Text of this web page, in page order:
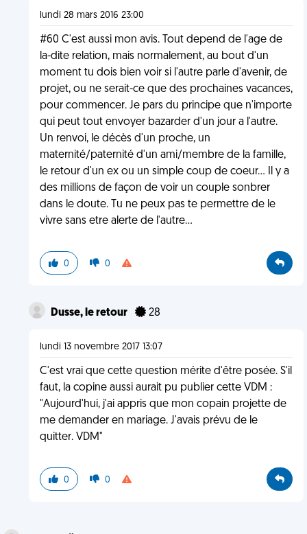
lundi 28 mars 2016 23:00
#60 C'est aussi mon avis. Tout depend de l'age de
la-dite relation, mais normalement, au bout d'un
moment tu dois bien voir si l'autre parle d'avenir, de
projet, ou ne serait-ce que des prochaines vacances,
pour commencer. Je pars du principe que n'importe
qui peut tout envoyer bazarder d'un jour a l'autre.
Un renvoi, le décès d'un proche, un
maternité/paternité d'un ami/membre de la famille,
le retour d'un ex ou un simple coup de coeur... Il y a
des millions de façon de voir un couple sonbrer
dans le doute. Tu ne peux pas te permettre de le
vivre sans etre alerte de l'autre...
0 0
Dusse, le retour 28
lundi 13 novembre 2017 13:07
C'est vrai que cette question mérite d'être posée. S'il
faut, la copine aussi aurait pu publier cette VDM :
"Aujourd'hui, j'ai appris que mon copain projette de
me demander en mariage. J'avais prévu de le
quitter. VDM"
0 0